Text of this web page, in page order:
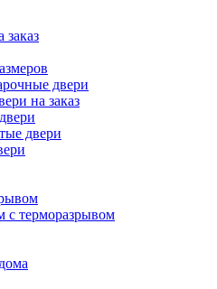
двери
на заказ
двери
с терморазрывом